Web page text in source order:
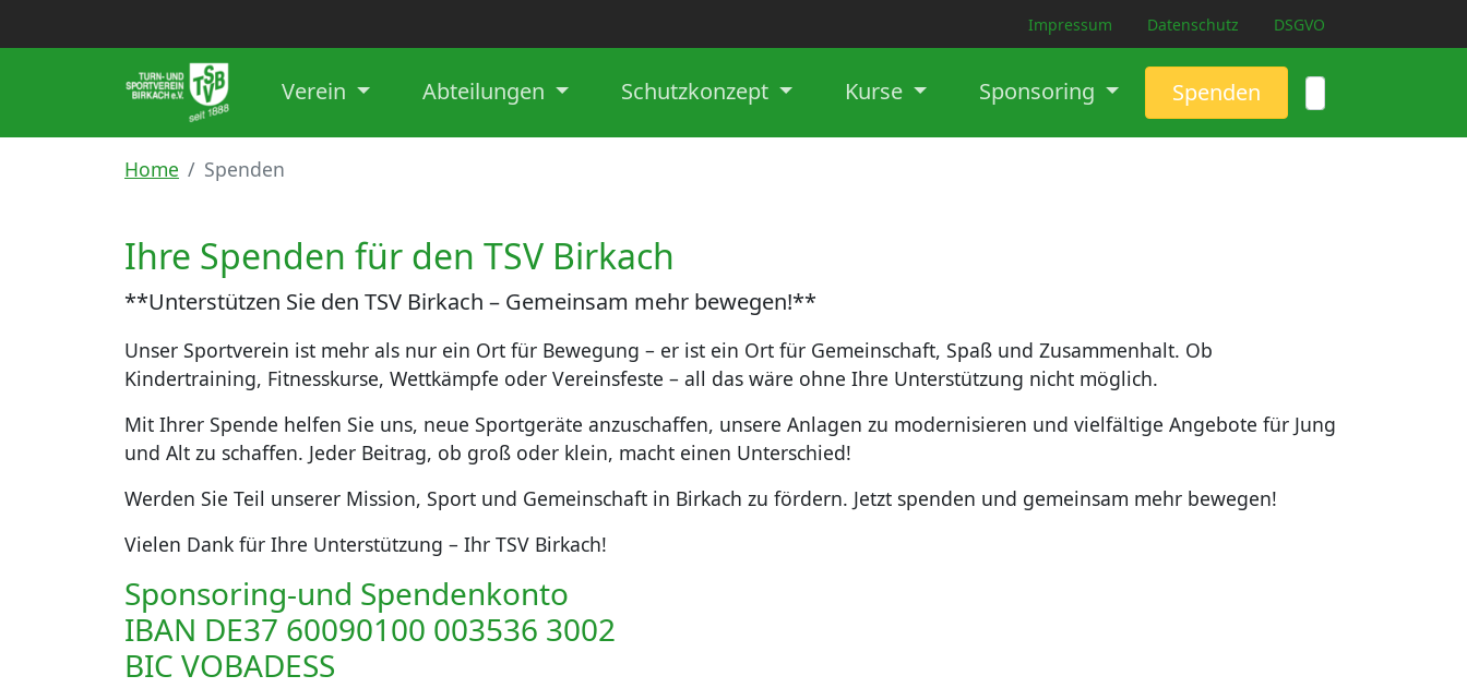
Impressum Datenschutz DSGVO
Verein Abteilungen Schutzkonzept Kurse Sponsoring Spenden
Home Spenden
Ihre Spenden für den TSV Birkach
**Unterstützen Sie den TSV Birkach – Gemeinsam mehr bewegen!**
Unser Sportverein ist mehr als nur ein Ort für Bewegung – er ist ein Ort für Gemeinschaft, Spaß und Zusammenhalt. Ob
Kindertraining, Fitnesskurse, Wettkämpfe oder Vereinsfeste – all das wäre ohne Ihre Unterstützung nicht möglich.
Mit Ihrer Spende helfen Sie uns, neue Sportgeräte anzuschaffen, unsere Anlagen zu modernisieren und vielfältige Angebote für Jung
und Alt zu schaffen. Jeder Beitrag, ob groß oder klein, macht einen Unterschied!
Werden Sie Teil unserer Mission, Sport und Gemeinschaft in Birkach zu fördern. Jetzt spenden und gemeinsam mehr bewegen!
Vielen Dank für Ihre Unterstützung – Ihr TSV Birkach!
Sponsoring-und Spendenkonto
IBAN DE37 60090100 003536 3002
BIC VOBADESS